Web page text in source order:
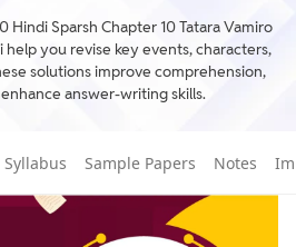
Hindi Sparsh Chapter 10 Tatara Vamiro
help you revise key events, characters,
solutions improve comprehension,
answer-writing skills.
Syllabus Sample Papers Notes